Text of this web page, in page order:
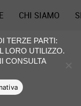
CHI SIAMO
TERZE PARTI:
LORO UTILIZZO.
CONSULTA